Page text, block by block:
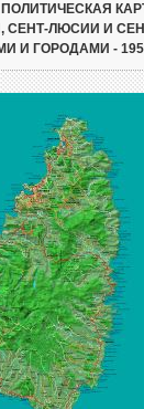
СЕНТ-ЛЮСИИ И
И ГОРОДАМИ -